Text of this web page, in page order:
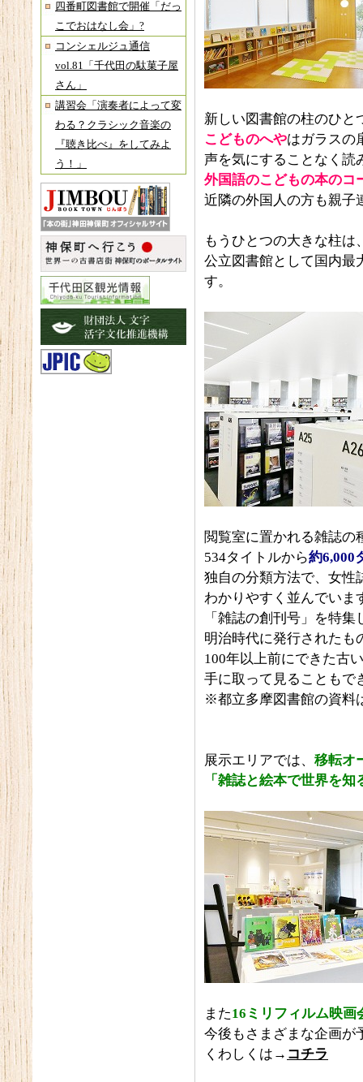
四番町図書館で開催「だっ
こでおはなし会」?
コンシェルジュ通信
vol.81「千代田の駄菓子屋
さん」
講習会「演奏者によって変
わる？クラシック音楽の
『聴き比べ』をしてみよ
う！」
新しい図書館の柱のひと
こどものへやはガラスの
声を気にすることなく読
外国語のこどもの本のコ
近隣の外国人の方も親子
もうひとつの大きな柱は
公立図書館として国内最
す。
閲覧室に置かれる雑誌の
534タイトルから約6,000
独自の分類方法で、女性
わかりやすく並んでいま
「雑誌の創刊号」を特
明治時代に発行されたも
100年以上前にできた古
手に取って見ることもで
※都立多摩図書館の資料
展示エリアでは、 移転オ
「雑誌と絵本で世界を知
また16 ミリフィルム映画
今後もさまざまな企画が
くわしくは→ コチラ